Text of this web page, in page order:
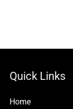
Quick Links
Home